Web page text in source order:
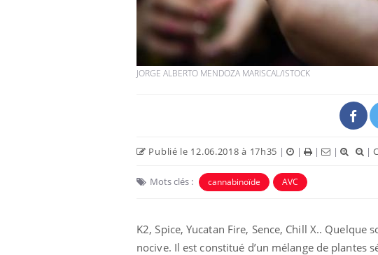
JORGE ALBERTO MENDOZA MARISCAL/ISTOCK
Publié le 12.06.2018 à 17h35 | | | | |
Mots clés : cannabinoïde AVC
K2, Spice, Yucatan Fire, Sence, Chill X.. Quelque
nocive. Il est constitué d’un mélange de plantes